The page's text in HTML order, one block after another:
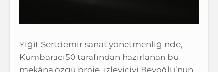
Yiğit Sertdemir sanat yönetmenliğinde,
Kumbaracı50 tarafından hazırlanan bu
mekâna özgü proje, izleyiciyi Beyoğlu’nun